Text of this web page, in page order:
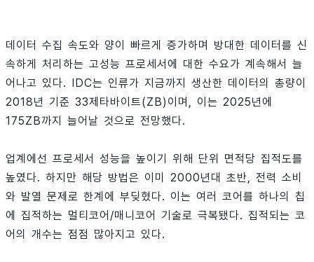
데이터 수집 속도와 양이 빠르게 증가하며 방대한 데이터를 신
속하게 처리하는 고성능 프로세서에 대한 수요가 계속해서 늘
어나고 있다. IDC는 인류가 지금까지 생산한 데이터의 총량이
2018년 기준 33제타바이트(ZB)이며, 이는 2025년에
175ZB까지 늘어날 것으로 전망했다.
업계에선 프로세서 성능을 높이기 위해 단위 면적당 집적도를
높였다. 하지만 해당 방법은 이미 2000년대 초반, 전력 소비
와 발열 문제로 한계에 부딪혔다. 이는 여러 코어를 하나의 칩
에 집적하는 멀티코어/매니코어 기술로 극복됐다. 집적되는 코
어의 개수는 점점 많아지고 있다.